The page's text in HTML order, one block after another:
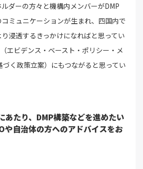
ダーの方々と機構内メンバーがDMP
ミュニケーションが生まれ、四国内で
浸透するきっかけになればと思ってい
エビデンス・ベースト・ポリシー・メ
づく政策立案）にもつながると思ってい
にあたり、DMP構築などを進めたい
や自治体の方へのアドバイスをお